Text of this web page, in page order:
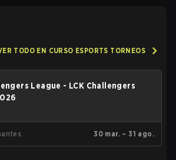
TODO EN CURSO ESPORTS TORNEOS
League - LCK Challengers
30 mar. – 31 ago.